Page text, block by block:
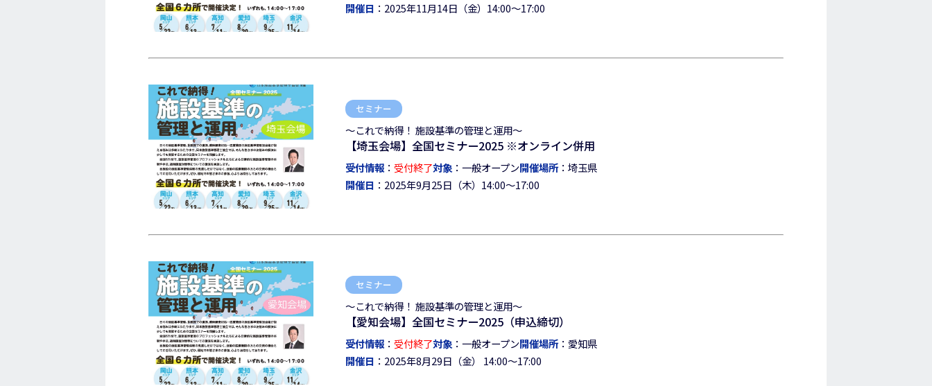
開催日 ：2025年11月14日（金）14:00～17:00
セミナー
～これで納得！ 施設基準の管理と運用～
【埼玉会場】全国セミナー2025 ※オンライン併用
受付情報 ： 受付終了対象 ：一般オープン開催場所：埼玉県
開催日 ：2025年9月25日（木）14:00～17:00
セミナー
～これで納得！ 施設基準の管理と運用～
【愛知会場】全国セミナー2025（申込締切）
受付情報： 受付終了対象：一般オープン開催場所：愛知県
開催日 ：2025年8月29日（金） 14:00～17:00